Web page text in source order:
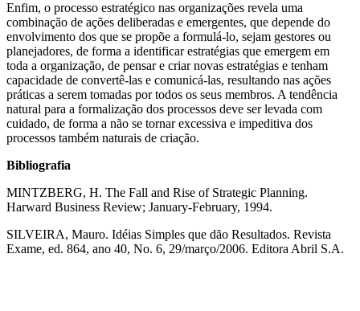
Enfim, o processo estratégico nas organizações revela uma
combinação de ações deliberadas e emergentes, que depende do
envolvimento dos que se propõe a formulá-lo, sejam gestores ou
planejadores, de forma a identificar estratégias que emergem em
toda a organização, de pensar e criar novas estratégias e tenham
capacidade de convertê-las e comunicá-las, resultando nas ações
práticas a serem tomadas por todos os seus membros. A tendência
natural para a formalização dos processos deve ser levada com
cuidado, de forma a não se tornar excessiva e impeditiva dos
processos também naturais de criação.
Bibliografia
MINTZBERG, H. The Fall and Rise of Strategic Planning.
Harward Business Review; January-February, 1994.
SILVEIRA, Mauro. Idéias Simples que dão Resultados. Revista
Exame, ed. 864, ano 40, No. 6, 29/março/2006. Editora Abril S.A.